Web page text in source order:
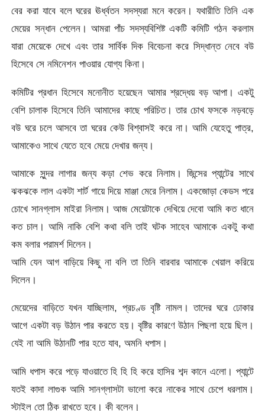
বের করা যাবে বলে ঘরের ঊর্ধ্বতন সদস্যরা মনে করেন। যথারীতি তিনি এক
মেয়ের সন্ধান পেলেন। আমরা পাঁচ সদস্যবিশিষ্ট একটি কমিটি গঠন করলাম
যারা মেয়েকে দেখে এবং তার সার্বিক দিক বিবেচনা করে সিদ্ধান্ত নেবে বউ
হিসেবে সে নমিনেশন পাওয়ার যোগ্য কিনা।
কমিটির প্রধান হিসেবে মনোনীত হয়েছেন আমার শ্রদ্ধেয় বড় আপা। একটু
বেশি চালাক হিসেবে তিনি আমাদের কাছে পরিচিত। তার চোখ ফসকে নড়বড়ে
বউ ঘরে চলে আসবে তা ঘরের কেউ বিশ্বাসই করে না। আমি যেহেতু পাত্র,
আমাকেও সাথে যেতে হবে মেয়ে দেখার জন্য।
আমাকে সুন্দর লাগার জন্য কড়া শেভ করে নিলাম। জিন্সের প্যান্টের সাথে
ঝকঝকে লাল একটা শার্ট গায়ে দিয়ে মাঞ্জা মেরে নিলাম। একজোড়া কেডস পরে
চোখে সানগ্লাস মাইরা নিলাম। আজ মেয়েটাকে দেখিয়ে দেবো আমি কত ধানে
কত চাল। আমি নাকি বেশি কথা বলি তাই ঘটক সাহেব আমাকে একটু কথা
কম বলার পরামর্শ দিলেন।
আমি যেন আগ বাড়িয়ে কিছু না বলি তা তিনি বারবার আমাকে খেয়াল করিয়ে
দিলেন।
মেয়েদের বাড়িতে যখন যাচ্ছিলাম, প্রচণ্ড বৃষ্টি নামল। তাদের ঘরে ঢোকার
আগে একটা বড় উঠান পার করতে হয়। বৃষ্টির কারণে উঠান পিছলা হয়ে ছিল।
যেই না আমি উঠানটি পার হতে যাব, অমনি ধপাস।
আমি ধপাস করে পড়ে যাওয়াতে হি হি হি করে হাসির শব্দ কানে এলো। প্যান্টে
যতই কাদা লাগুক আমি সানগ্লাসটা ভালো করে নাকের সাথে চেপে ধরলাম।
স্টাইল তো ঠিক রাখতে হবে। কী বলেন।